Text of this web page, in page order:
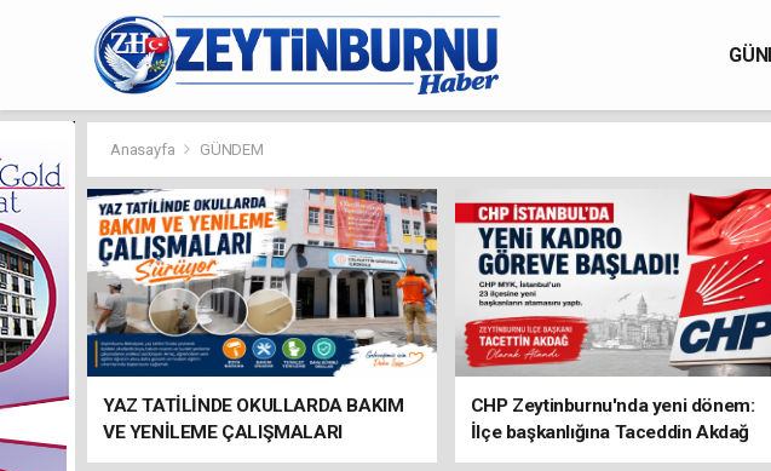
Anasayfa GÜNDEM
YAZ TATİLİNDE OKULLARDA BAKIM
VE YENİLEME ÇALIŞMALARI
SÜRÜYOR
CHP Zeytinburnu'nda yeni dönem:
İlçe başkanlığına Taceddin Akdağ
atandı